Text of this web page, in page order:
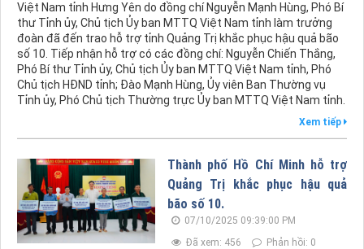
Việt Nam tỉnh Hưng Yên do đồng chí Nguyễn Mạnh Hùng, Phó Bí
thư Tỉnh ủy, Chủ tịch Ủy ban MTTQ Việt Nam tỉnh làm trưởng
đoàn đã đến trao hỗ trợ tỉnh Quảng Trị khắc phục hậu quả bão
số 10. Tiếp nhận hỗ trợ có các đồng chí: Nguyễn Chiến Thắng,
Phó Bí thư Tỉnh ủy, Chủ tịch Ủy ban MTTQ Việt Nam tỉnh, Phó
Chủ tịch HĐND tỉnh; Đào Mạnh Hùng, Ủy viên Ban Thường vụ
Tỉnh ủy, Phó Chủ tịch Thường trực Ủy ban MTTQ Việt Nam tỉnh.
Xem tiếp
Thành phố Hồ Chí Minh hỗ trợ
Quảng Trị khắc phục hậu quả
bão số 10.
07/10/2025 09:39:00 PM
Đã xem: 456
Phản hồi: 0